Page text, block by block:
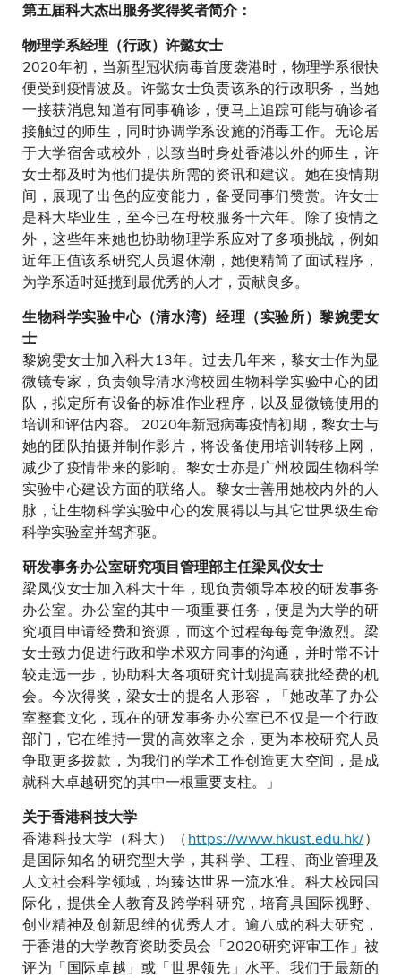
第五届科大杰出服务奖得奖者简介：
物理学系经理（行政）许懿女士
2020年初，当新型冠状病毒首度袭港时，物理学系很快
便受到疫情波及。许懿女士负责该系的行政职务，当她
一接获消息知道有同事确诊，便马上追踪可能与确诊者
接触过的师生，同时协调学系设施的消毒工作。无论居
于大学宿舍或校外，以致当时身处香港以外的师生，许
女士都及时为他们提供所需的资讯和建议。她在疫情期
间，展现了出色的应变能力，备受同事们赞赏。许女士
是科大毕业生，至今已在母校服务十六年。除了疫情之
外，这些年来她也协助物理学系应对了多项挑战，例如
近年正值该系研究人员退休潮，她便精简了面试程序，
为学系适时延揽到最优秀的人才，贡献良多。
生物科学实验中心（清水湾）经理（实验所）黎婉雯女
士
黎婉雯女士加入科大13年。过去几年来，黎女士作为显
微镜专家，负责领导清水湾校园生物科学实验中心的团
队，拟定所有设备的标准作业程序，以及显微镜使用的
培训和评估内容。 2020年新冠病毒疫情初期，黎女士与
她的团队拍摄并制作影片，将设备使用培训转移上网，
减少了疫情带来的影响。黎女士亦是广州校园生物科学
实验中心建设方面的联络人。黎女士善用她校内外的人
脉，让生物科学实验中心的发展得以与其它世界级生命
科学实验室并驾齐驱。
研发事务办公室研究项目管理部主任梁凤仪女士
梁凤仪女士加入科大十年，现负责领导本校的研发事务
办公室。办公室的其中一项重要任务，便是为大学的研
究项目申请经费和资源，而这个过程每每竞争激烈。梁
女士致力促进行政和学术双方同事的沟通，并时常不计
较走远一步，协助科大各项研究计划提高获批经费的机
会。今次得奖，梁女士的提名人形容，「她改革了办公
室整套文化，现在的研发事务办公室已不仅是一个行政
部门，它在维持一贯的高效率之余，更为本校研究人员
争取更多拨款，为我们的学术工作创造更大空间，是成
就科大卓越研究的其中一根重要支柱。」
关于香港科技大学
香港科技大学（科大）（https://www.hkust.edu.hk/）
是国际知名的研究型大学，其科学、工程、商业管理及
人文社会科学领域，均臻达世界一流水准。科大校园国
际化，提供全人教育及跨学科研究，培育具国际视野、
创业精神及创新思维的优秀人才。逾八成的科大研究，
于香港的大学教育资助委员会「2020研究评审工作」被
评为「国际卓越」或「世界领先」水平。我们于最新的